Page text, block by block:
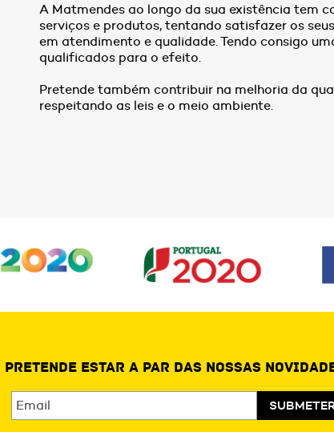
A Matmendes ao longo da sua existência tem
serviços e produtos, tentando satisfazer os
em atendimento e qualidade. Tendo consigo
qualificados para o efeito.
Pretende também contribuir na melhoria da
respeitando as leis e o meio ambiente.
PRETENDE ESTAR A PAR DAS NOSSAS